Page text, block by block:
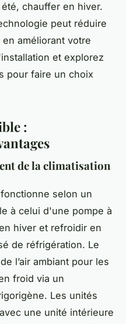
chauffer en hiver.
peut réduire
améliorant votre
et explorez
pour faire un choix
:
de la climatisation
fonctionne selon un
à celui d'une pompe à
hiver et refroidir en
de réfrigération. Le
l’air ambiant pour les
froid via un
Les unités
une unité intérieure